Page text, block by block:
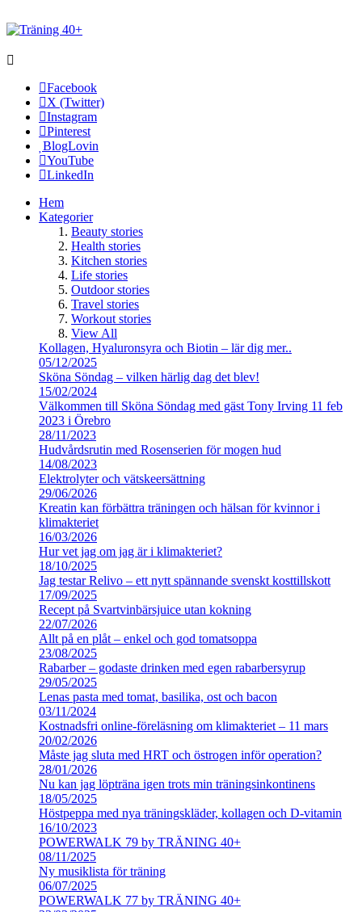
Facebook
X (Twitter)
Instagram
Pinterest
BlogLovin
YouTube
LinkedIn
Hem
Kategorier
Beauty stories
Health stories
Kitchen stories
Life stories
Outdoor stories
Travel stories
Workout stories
View All
Kollagen, Hyaluronsyra och Biotin – lär dig mer..
05/12/2025
Sköna Söndag – vilken härlig dag det blev!
15/02/2024
Välkommen till Sköna Söndag med gäst Tony Irving 11 feb
2023 i Örebro
28/11/2023
Hudvårdsrutin med Rosenserien för mogen hud
14/08/2023
Elektrolyter och vätskeersättning
29/06/2026
Kreatin kan förbättra träningen och hälsan för kvinnor i
klimakteriet
16/03/2026
Hur vet jag om jag är i klimakteriet?
18/10/2025
Jag testar Relivo – ett nytt spännande svenskt kosttillskott
17/09/2025
Recept på Svartvinbärsjuice utan kokning
22/07/2026
Allt på en plåt – enkel och god tomatsoppa
23/08/2025
Rabarber – godaste drinken med egen rabarbersyrup
29/05/2025
Lenas pasta med tomat, basilika, ost och bacon
03/11/2024
Kostnadsfri online-föreläsning om klimakteriet – 11 mars
20/02/2026
Måste jag sluta med HRT och östrogen inför operation?
28/01/2026
Nu kan jag löpträna igen trots min träningsinkontinens
18/05/2025
Höstpeppa med nya träningskläder, kollagen och D-vitamin
16/10/2023
POWERWALK 79 by TRÄNING 40+
08/11/2025
Ny musiklista för träning
06/07/2025
POWERWALK 77 by TRÄNING 40+